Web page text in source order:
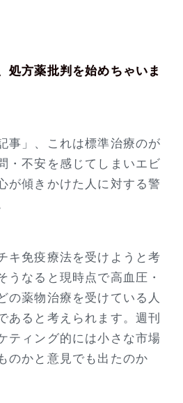
処方薬批判を始めちゃいま
事」、これは標準治療のが
・不安を感じてしまいエビ
が傾きかけた人に対する警
キ免疫療法を受けようと考
うなると現時点で高血圧・
の薬物治療を受けている人
あると考えられます。週刊
ティング的には小さな市場
のかと意見でも出たのか